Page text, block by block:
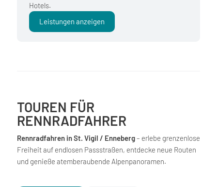
Hotels.
Leistungen anzeigen
TOUREN FÜR
RENNRADFAHRER
Rennradfahren in St. Vigil / Enneberg– erlebe grenzenlose
Freiheit auf endlosen Passstraßen, entdecke neue Routen
und genieße atemberaubende Alpenpanoramen.